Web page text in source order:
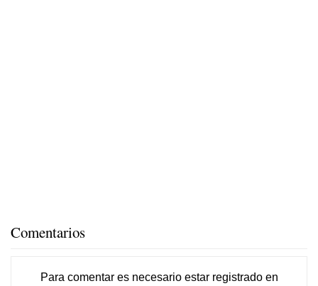
Comentarios
Para comentar es necesario estar registradoen